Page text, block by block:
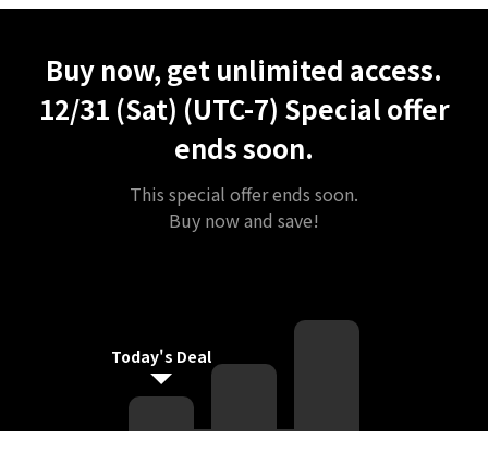
Buy now, get unlimited access.
12/31 (Sat) (UTC-7) Special offer
ends soon.
This special offer ends soon.
Buy now and save!
Today's Deal